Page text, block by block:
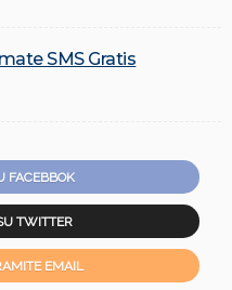
SMS Gratis
FACEBBOK
TWITTER
EMAIL